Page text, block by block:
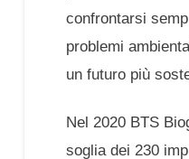
confrontarsi
problemi
un futuro più
Nel 2020 BTS
soglia dei 230